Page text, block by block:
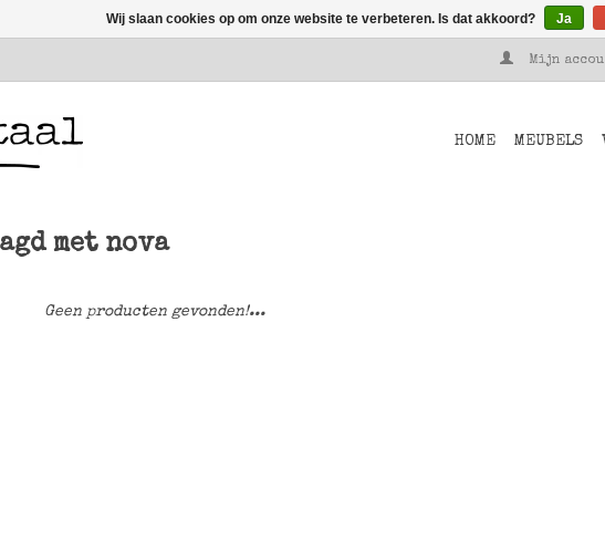
Mijn
HOME MEUBELS
met nova
Geen producten gevonden!...
Wij slaan cookies op om onze website te verbeteren. Is dat akkoord? Ja